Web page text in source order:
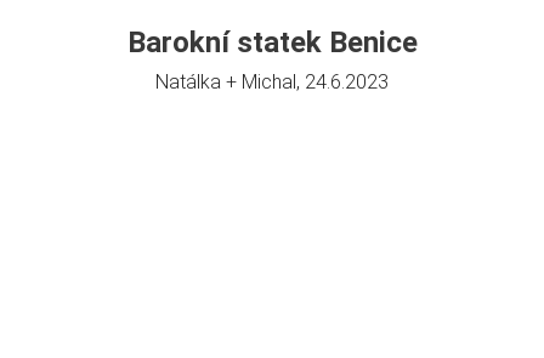
Barokní statek Benice
Natálka + Michal, 24.6.2023